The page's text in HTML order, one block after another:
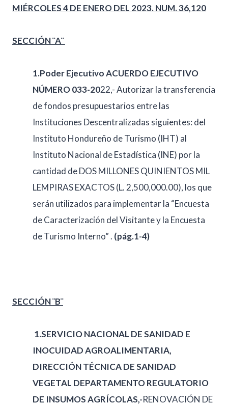
MIÉRCOLES 4 DE ENERO DEL 2023. NUM. 36,120
SECCIÓN ¨A¨
1.Poder Ejecutivo ACUERDO EJECUTIVO
NÚMERO 033-2022,- Autorizar la transferencia
de fondos presupuestarios entre las
Instituciones Descentralizadas siguientes: del
Instituto Hondureño de Turismo (IHT) al
Instituto Nacional de Estadística (INE) por la
cantidad de DOS MILLONES QUINIENTOS MIL
LEMPIRAS EXACTOS (L. 2,500,000.00), los que
serán utilizados para implementar la “Encuesta
de Caracterización del Visitante y la Encuesta
de Turismo Interno” . (pág.1-4)
SECCIÓN ¨B¨
1.SERVICIO NACIONAL DE SANIDAD E
INOCUIDAD AGROALIMENTARIA,
DIRECCIÓN TÉCNICA DE SANIDAD
VEGETAL DEPARTAMENTO REGULATORIO
DE INSUMOS AGRÍCOLAS,-RENOVACIÓN DE